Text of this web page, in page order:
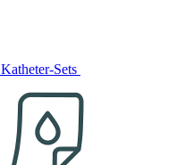
Katheter-Sets